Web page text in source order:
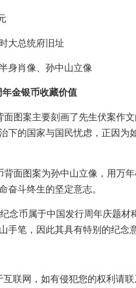
大总统府旧址
身肖像、孙中山立像
金银币收藏价值
面图案主要刻画了先生伏案作
下的国家与国民忧虑，正因为
背面图案为孙中山立像，用万
奋斗终生的坚定意志。
念币属于中国发行周年庆题
手笔，因此其具有特别的纪念
联网，如有侵犯您的权利请联